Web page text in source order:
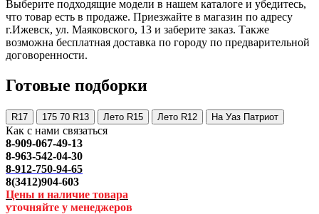
Выберите подходящие модели в нашем каталоге и убедитесь,
что товар есть в продаже. Приезжайте в магазин по адресу
г.Ижевск, ул. Маяковского, 13 и заберите заказ. Также
возможна бесплатная доставка по городу по предварительной
договоренности.
Готовые подборки
R17 175 70 R13 Лето R15 Лето R12 На Уаз Патриот
Как с нами связаться
8-909-067-49-13
8-963-542-04-30
8-912-750-94-65
8(3412)904-603
Цены и наличие товара
уточняйте у менеджеров